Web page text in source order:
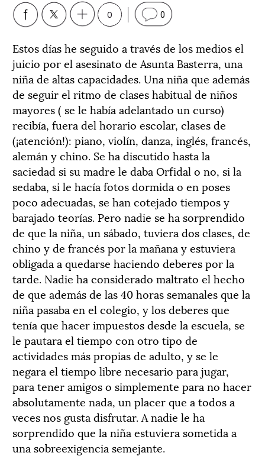
0 0
Estos días he seguido a través de los medios el
juicio por el asesinato de Asunta Basterra, una
niña de altas capacidades. Una niña que además
de seguir el ritmo de clases habitual de niños
mayores ( se le había adelantado un curso)
recibía, fuera del horario escolar, clases de
(¡atención!): piano, violín, danza, inglés, francés,
alemán y chino. Se ha discutido hasta la
saciedad si su madre le daba Orfidal o no, si la
sedaba, si le hacía fotos dormida o en poses
poco adecuadas, se han cotejado tiempos y
barajado teorías. Pero nadie se ha sorprendido
de que la niña, un sábado, tuviera dos clases, de
chino y de francés por la mañana y estuviera
obligada a quedarse haciendo deberes por la
tarde. Nadie ha considerado maltrato el hecho
de que además de las 40 horas semanales que la
niña pasaba en el colegio, y los deberes que
tenía que hacer impuestos desde la escuela, se
le pautara el tiempo con otro tipo de
actividades más propias de adulto, y se le
negara el tiempo libre necesario para jugar,
para tener amigos o simplemente para no hacer
absolutamente nada, un placer que a todos a
veces nos gusta disfrutar. A nadie le ha
sorprendido que la niña estuviera sometida a
una sobreexigencia semejante.